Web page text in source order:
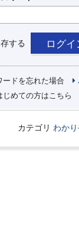
する
ードを忘れた場合
じめての方はこちら
カテゴリ わか